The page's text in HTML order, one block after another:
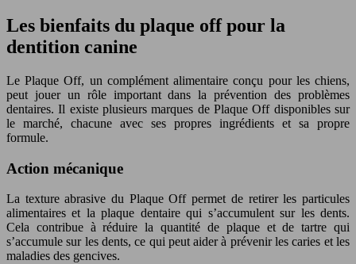
Les bienfaits du plaque off pour la
dentition canine
Le Plaque Off, un complément alimentaire conçu pour les chiens,
peut jouer un rôle important dans la prévention des problèmes
dentaires. Il existe plusieurs marques de Plaque Off disponibles sur
le marché, chacune avec ses propres ingrédients et sa propre
formule.
Action mécanique
La texture abrasive du Plaque Off permet de retirer les particules
alimentaires et la plaque dentaire qui s’accumulent sur les dents.
Cela contribue à réduire la quantité de plaque et de tartre qui
s’accumule sur les dents, ce qui peut aider à prévenir les caries et les
maladies des gencives.